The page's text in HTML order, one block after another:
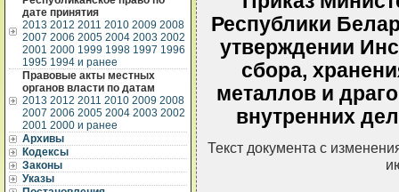
дате принятия
2013 2012 2011 2010 2009 2008
2007 2006 2005 2004 2003 2002
2001 2000 1999 1998 1997 1996
1995 1994 и ранее
Правовые акты местных
органов власти по датам
2013 2012 2011 2010 2009 2008
2007 2006 2005 2004 2003 2002
2001 2000 и ранее
Архивы
Кодексы
Законы
Указы
Республики
утверждении
сбора,
металлов и
внутренних
Текст документа с